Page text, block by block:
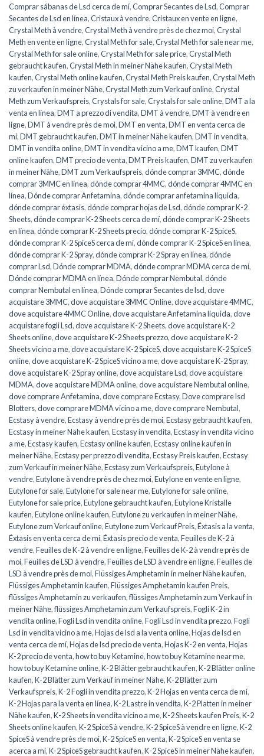
Comprar sábanas de Lsd cerca de mí,Comprar Secantes de Lsd,Comprar
Secantes de Lsd en línea,Cristaux à vendre,Cristaux en vente en ligne,
Crystal Meth à vendre,Crystal Meth à vendre près de chez moi,Crystal
Meth en vente en ligne,Crystal Meth for sale,Crystal Meth for sale near me,
Crystal Meth for sale online,Crystal Meth for sale price,Crystal Meth
gebraucht kaufen,Crystal Meth in meiner Nähe kaufen,Crystal Meth
kaufen,Crystal Meth online kaufen,Crystal Meth Preis kaufen,Crystal Meth
zu verkaufen in meiner Nähe,Crystal Meth zum Verkauf online,Crystal
Meth zum Verkaufspreis,Crystals for sale,Crystals for sale online,DMT a la
venta en línea,DMT a prezzo di vendita,DMT à vendre,DMT à vendre en
ligne,DMT à vendre près de moi,DMT en venta,DMT en venta cerca de
mí,DMT gebraucht kaufen,DMT in meiner Nähe kaufen,DMT in vendita,
DMT in vendita online,DMT in vendita vicino a me,DMT kaufen,DMT
online kaufen,DMT precio de venta,DMT Preis kaufen,DMT zu verkaufen
in meiner Nähe,DMT zum Verkaufspreis,dónde comprar 3MMC,dónde
comprar 3MMC en línea,dónde comprar 4MMC,dónde comprar 4MMC en
línea,Dónde comprar Anfetamina,dónde comprar anfetamina líquida,
dónde comprar éxtasis,dónde comprar hojas de Lsd,dónde comprar K-2
Sheets,dónde comprar K-2 Sheets cerca de mí,dónde comprar K-2 Sheets
en línea,dónde comprar K-2 Sheets precio,dónde comprar K-2 SpiceS,
dónde comprar K-2 SpiceS cerca de mí,dónde comprar K-2 SpiceS en línea,
dónde comprar K-2 Spray,dónde comprar K-2 Spray en línea,dónde
comprar Lsd,Dónde comprar MDMA,dónde comprar MDMA cerca de mí,
Dónde comprar MDMA en línea,Dónde comprar Nembutal,dónde
comprar Nembutal en línea,Dónde comprar Secantes de lsd,dove
acquistare 3MMC,dove acquistare 3MMC Online,dove acquistare 4MMC,
dove acquistare 4MMC Online,dove acquistare Anfetamina liquida,dove
acquistare fogli Lsd,dove acquistare K-2 Sheets,dove acquistare K-2
Sheets online,dove acquistare K-2 Sheets prezzo,dove acquistare K-2
Sheets vicino a me,dove acquistare K-2 SpiceS,dove acquistare K-2 SpiceS
online,dove acquistare K-2 SpiceS vicino a me,dove acquistare K-2 Spray,
dove acquistare K-2 Spray online,dove acquistare Lsd,dove acquistare
MDMA,dove acquistare MDMA online,dove acquistare Nembutal online,
dove comprare Anfetamina,dove comprare Ecstasy,Dove comprare lsd
Blotters,dove comprare MDMA vicino a me,dove comprare Nembutal,
Ecstasy à vendre,Ecstasy à vendre près de moi,Ecstasy gebraucht kaufen,
Ecstasy in meiner Nähe kaufen,Ecstasy in vendita,Ecstasy in vendita vicino
a me,Ecstasy kaufen,Ecstasy online kaufen,Ecstasy online kaufen in
meiner Nähe,Ecstasy per prezzo di vendita,Ecstasy Preis kaufen,Ecstasy
zum Verkauf in meiner Nähe,Ecstasy zum Verkaufspreis,Eutylone à
vendre,Eutylone à vendre près de chez moi,Eutylone en vente en ligne,
Eutylone for sale,Eutylone for sale near me,Eutylone for sale online,
Eutylone for sale price,Eutylone gebraucht kaufen,Eutylone Kristalle
kaufen,Eutylone online kaufen,Eutylone zu verkaufen in meiner Nähe,
Eutylone zum Verkauf online,Eutylone zum Verkauf Preis,Éxtasis a la venta,
Éxtasis en venta cerca de mí,Éxtasis precio de venta,Feuilles de K-2 à
vendre,Feuilles de K-2 à vendre en ligne,Feuilles de K-2 à vendre près de
moi,Feuilles de LSD à vendre,Feuilles de LSD à vendre en ligne,Feuilles de
LSD à vendre près de moi,Flüssiges Amphetamin in meiner Nähe kaufen,
Flüssiges Amphetamin kaufen,Flüssiges Amphetamin kaufen Preis,
flüssiges Amphetamin zu verkaufen,flüssiges Amphetamin zum Verkauf in
meiner Nähe,flüssiges Amphetamin zum Verkaufspreis,Fogli K-2 in
vendita online,Fogli Lsd in vendita online,Fogli Lsd in vendita prezzo,Fogli
Lsd in vendita vicino a me,Hojas de lsd a la venta online,Hojas de lsd en
venta cerca de mí,Hojas de lsd precio de venta,Hojas K-2 en venta,Hojas
K-2 precio de venta,how to buy Ketamine,how to buy Ketamine near me,
how to buy Ketamine online,K-2 Blätter gebraucht kaufen,K-2 Blätter online
kaufen,K-2 Blätter zum Verkauf in meiner Nähe,K-2 Blätter zum
Verkaufspreis,K-2 Fogli in vendita prezzo,K-2 Hojas en venta cerca de mí,
K-2 Hojas para la venta en línea,K-2 Lastre in vendita,K-2 Platten in meiner
Nähe kaufen,K-2 Sheets in vendita vicino a me,K-2 Sheets kaufen Preis,K-2
Sheets online kaufen,K-2 SpiceS à vendre,K-2 SpiceS à vendre en ligne,K-2
SpiceS à vendre près de moi,K-2 SpiceS en venta,K-2 SpiceS en venta se
acerca a mí,K-2 SpiceS gebraucht kaufen,K-2 SpiceS in meiner Nähe kaufen,